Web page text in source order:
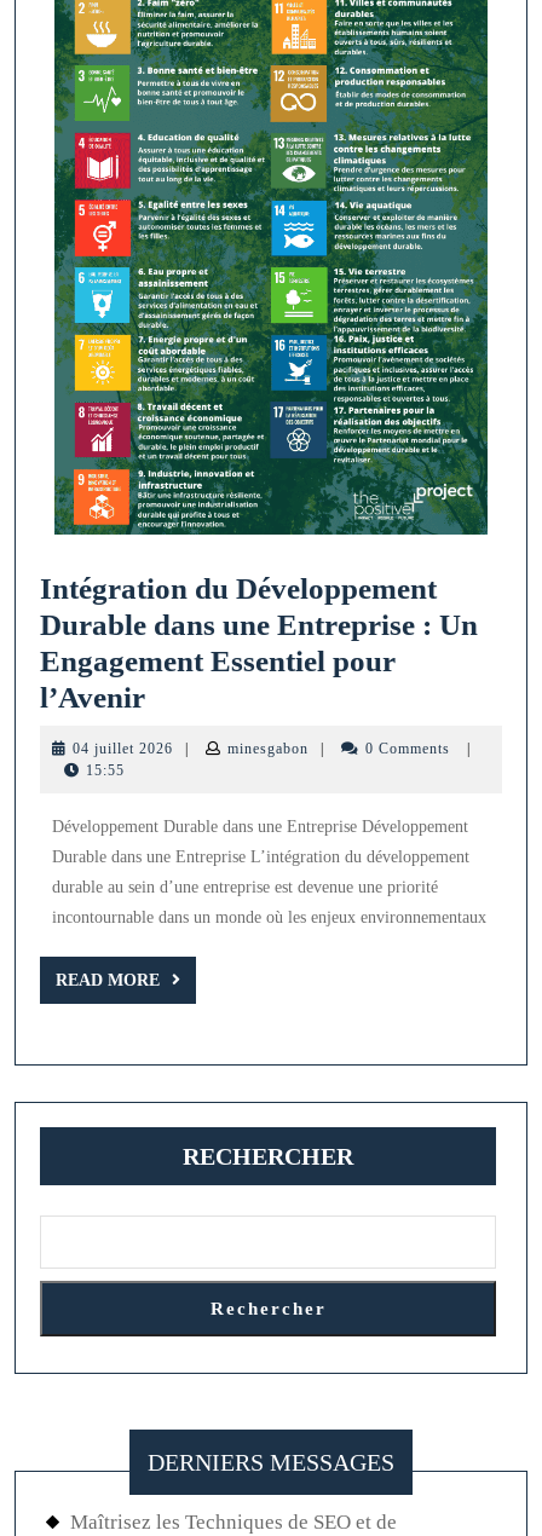
Intégration du Développement
Durable dans une Entreprise : Un
Engagement Essentiel pour
l’AvenirIntégration
dans
une
Entreprise
:
Un
Essentiel
pour
l’Avenir
04 juillet 2026 04
minesgabon minesgabon0 Comments
15:55
Développement Durable dans une Entreprise Développement
Durable dans une Entreprise L’intégration du développement
durable au sein d’une entreprise est devenue une priorité
incontournable dans un monde où les enjeux environnementaux
READ MORE
READ
MORE
RECHERCHER
Rechercher
DERNIERS MESSAGES
Maîtrisez les Techniques de SEO et de